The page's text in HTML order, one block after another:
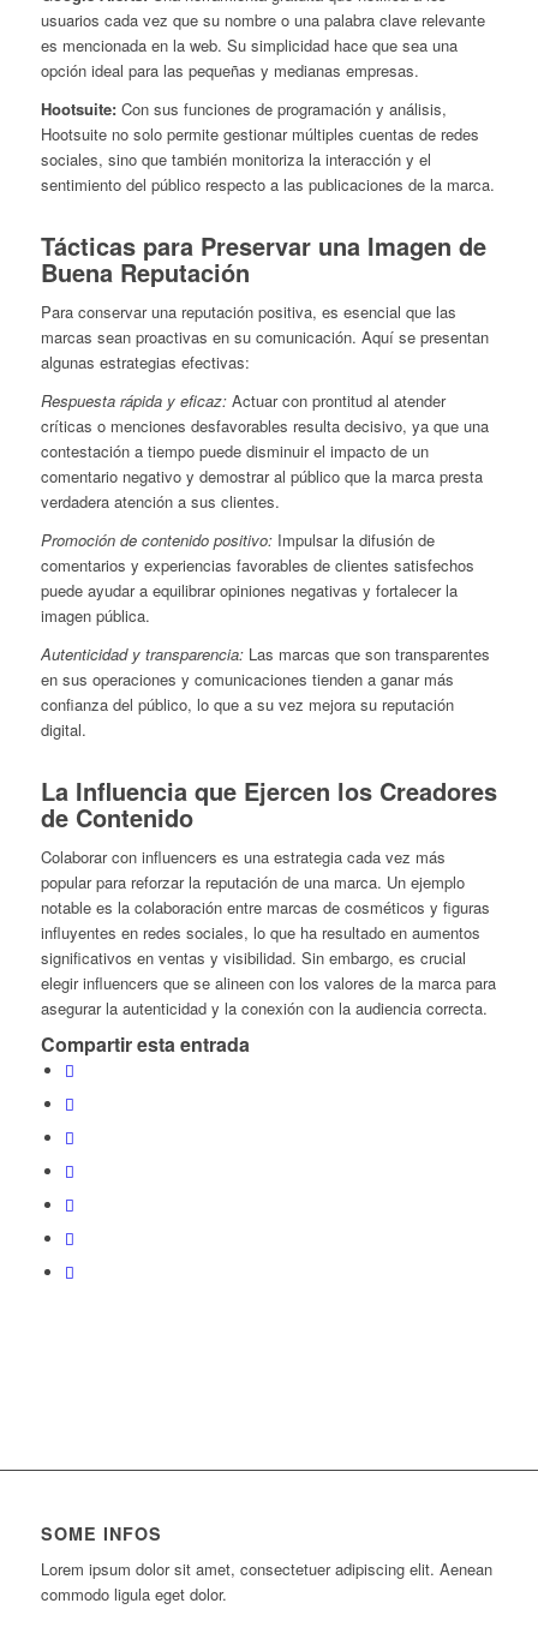
usuarios cada vez que su nombre o una palabra clave relevante
es mencionada en la web. Su simplicidad hace que sea una
opción ideal para las pequeñas y medianas empresas.
Hootsuite:Con sus funciones de programación y análisis,
Hootsuite no solo permite gestionar múltiples cuentas de redes
sociales, sino que también monitoriza la interacción y el
sentimiento del público respecto a las publicaciones de la marca.
Tácticas para Preservar una Imagen de
Buena Reputación
Para conservar una reputación positiva, es esencial que las
marcas sean proactivas en su comunicación. Aquí se presentan
algunas estrategias efectivas:
Respuesta rápida y eficaz:Actuar con prontitud al atender
críticas o menciones desfavorables resulta decisivo, ya que una
contestación a tiempo puede disminuir el impacto de un
comentario negativo y demostrar al público que la marca presta
verdadera atención a sus clientes.
Promoción de contenido positivo:Impulsar la difusión de
comentarios y experiencias favorables de clientes satisfechos
puede ayudar a equilibrar opiniones negativas y fortalecer la
imagen pública.
Autenticidad y transparencia:Las marcas que son transparentes
en sus operaciones y comunicaciones tienden a ganar más
confianza del público, lo que a su vez mejora su reputación
digital.
La Influencia que Ejercen los Creadores
de Contenido
Colaborar con influencers es una estrategia cada vez más
popular para reforzar la reputación de una marca. Un ejemplo
notable es la colaboración entre marcas de cosméticos y figuras
influyentes en redes sociales, lo que ha resultado en aumentos
significativos en ventas y visibilidad. Sin embargo, es crucial
elegir influencers que se alineen con los valores de la marca para
asegurar la autenticidad y la conexión con la audiencia correcta.
Compartir esta entrada
SOME INFOS
Lorem ipsum dolor sit amet, consectetuer adipiscing elit. Aenean
commodo ligula eget dolor.